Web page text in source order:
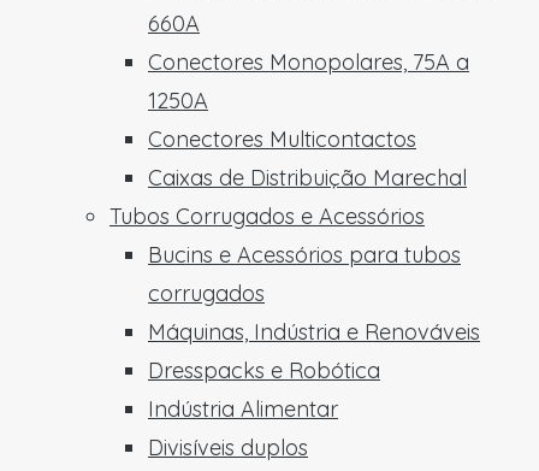
660A
Conectores Monopolares, 75A a
1250A
Conectores Multicontactos
Caixas de Distribuição Marechal
Tubos Corrugados e Acessórios
Bucins e Acessórios para tubos
corrugados
Máquinas, Indústria e Renováveis
Dresspacks e Robótica
Indústria Alimentar
Divisíveis duplos